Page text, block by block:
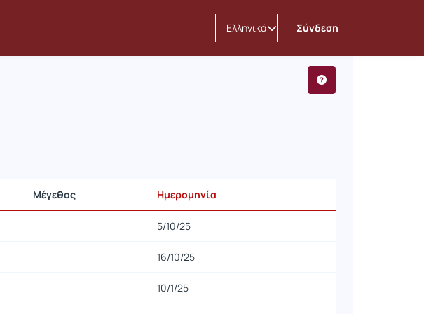
Ελληνικά Σύνδεση
Μέγεθος Ημερομηνία
5/10/25
16/10/25
10/1/25